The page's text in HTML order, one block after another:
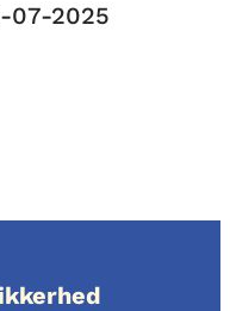
07-2025